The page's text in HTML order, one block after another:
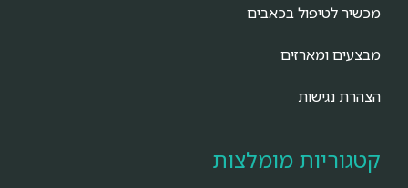
מכשיר לטיפול בכאבים
מבצעים ומארזים
הצהרת נגישות
קטגוריות מומלצות